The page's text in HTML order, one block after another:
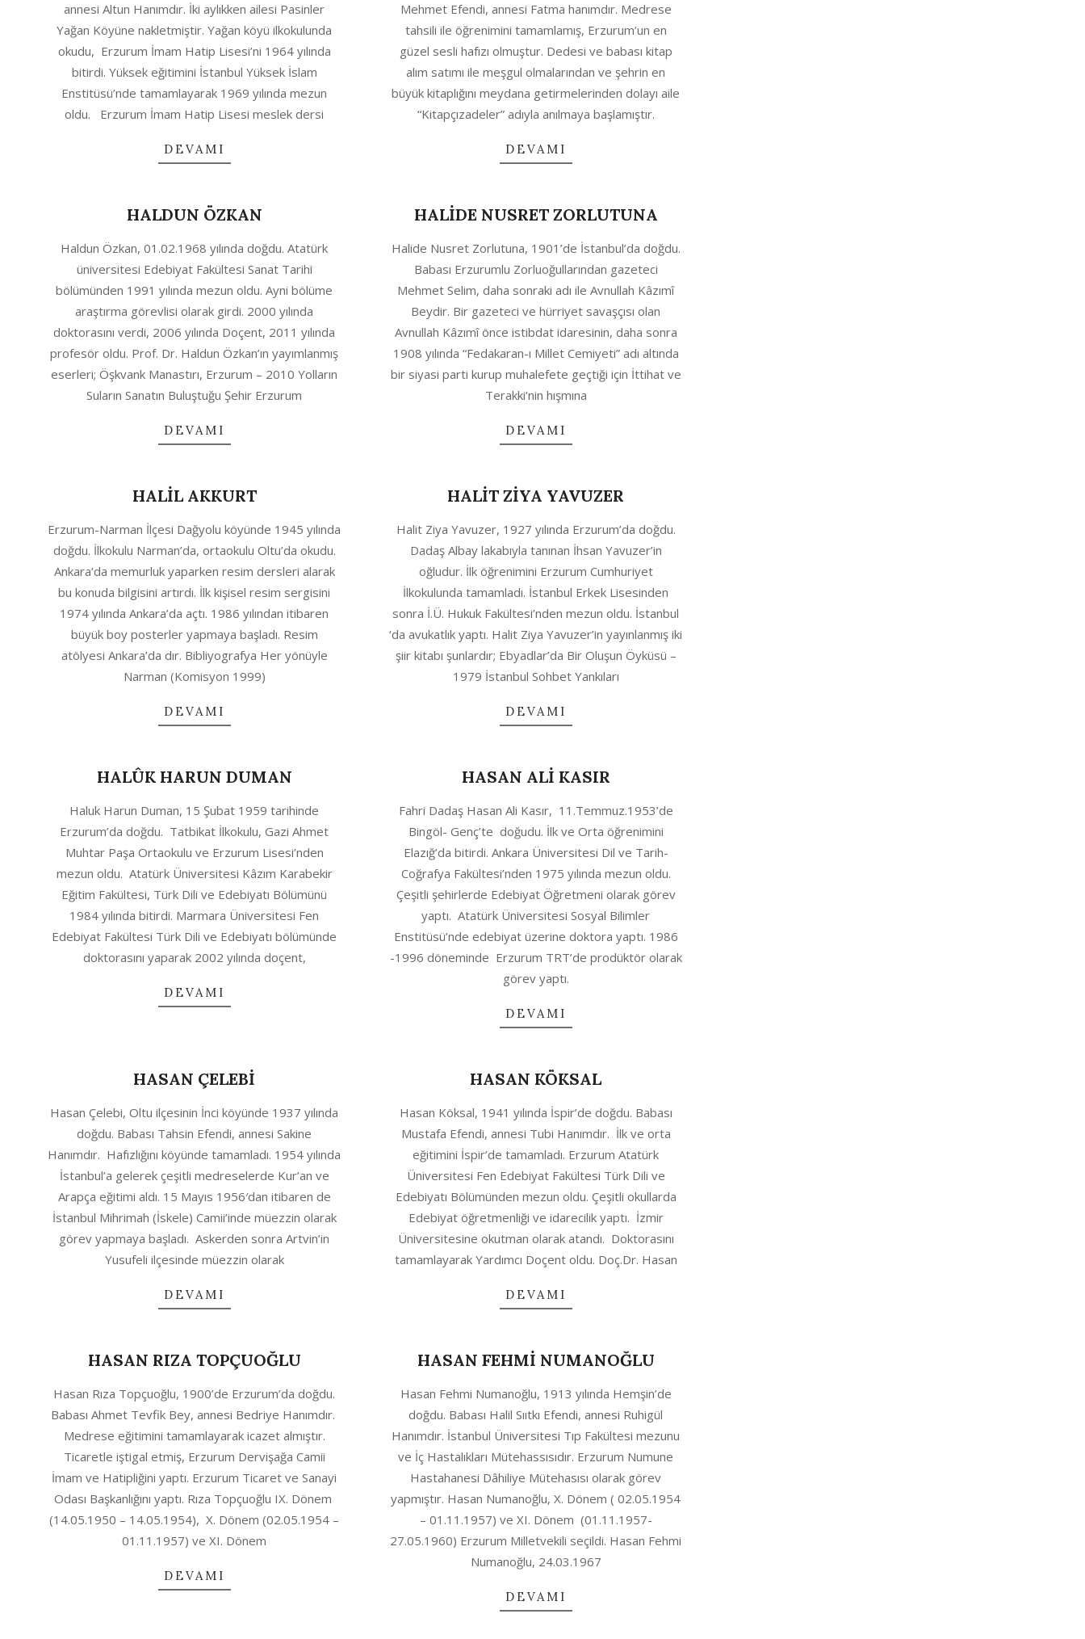
annesi Altun Hanımdır. İki aylıkken ailesi Pasinler
Yağan Köyüne nakletmiştir. Yağan köyü ilkokulunda
okudu, Erzurum İmam Hatip Lisesi’ni 1964 yılında
bitirdi. Yüksek eğitimini İstanbul Yüksek İslam
Enstitüsü’nde tamamlayarak 1969 yılında mezun
oldu. Erzurum İmam Hatip Lisesi meslek dersi
DEVAMI
Mehmet Efendi, annesi Fatma hanımdır. Medrese
tahsili ile öğrenimini tamamlamış, Erzurum’un en
güzel sesli hafızı olmuştur. Dedesi ve babası kitap
alım satımı ile meşgul olmalarından ve şehrin en
büyük kitaplığını meydana getirmelerinden dolayı aile
“Kitapçızadeler” adıyla anılmaya başlamıştır.
DEVAMI
HALDUN ÖZKAN
10-Haldun Özkan, 01.02.1968 yılında doğdu. Atatürk
üniversitesi Edebiyat Fakültesi Sanat Tarihi
bölümünden 1991 yılında mezun oldu. Ayni bölüme
araştırma görevlisi olarak girdi. 2000 yılında
doktorasını verdi, 2006 yılında Doçent, 2011 yılında
profesör oldu. Prof. Dr. Haldun Özkan’ın yayımlanmış
eserleri; Öşkvank Manastırı, Erzurum – 2010 Yolların
Suların Sanatın Buluştuğu Şehir Erzurum
DEVAMI
HALİDE NUSRET ZORLUTUNA
10-
Halide Nusret Zorlutuna, 1901’de İstanbul’da doğdu.
Babası Erzurumlu Zorluoğullarından gazeteci
Mehmet Selim, daha sonraki adı ile Avnullah Kâzımî
Beydir. Bir gazeteci ve hürriyet savaşçısı olan
Avnullah Kâzımî önce istibdat idaresinin, daha sonra
1908 yılında “Fedakaran-ı Millet Cemiyeti” adı altında
bir siyasi parti kurup muhalefete geçtiği için İttihat ve
Terakki’nin hışmına
DEVAMI
HALİL AKKURT
10-
04
Erzurum-Narman İlçesi Dağyolu köyünde 1945 yılında
doğdu. İlkokulu Narman’da, ortaokulu Oltu’da okudu.
Ankara’da memurluk yaparken resim dersleri alarak
bu konuda bilgisini artırdı. İlk kişisel resim sergisini
1974 yılında Ankara’da açtı. 1986 yılından itibaren
büyük boy posterler yapmaya başladı. Resim
atölyesi Ankara’da dır. Bibliyografya Her yönüyle
Narman (Komisyon 1999)
DEVAMI
HALİT ZİYA YAVUZER
10-
Halit Ziya Yavuzer, 1927 yılında Erzurum’da doğdu.
Dadaş Albay lakabıyla tanınan İhsan Yavuzer’in
oğludur. İlk öğrenimini Erzurum Cumhuriyet
İlkokulunda tamamladı. İstanbul Erkek Lisesinden
sonra İ.Ü. Hukuk Fakültesi’nden mezun oldu. İstanbul
‘da avukatlık yaptı. Halit Ziya Yavuzer’in yayınlanmış iki
şiir kitabı şunlardır; Ebyadlar’da Bir Oluşun Öyküsü –
1979 İstanbul Sohbet Yankıları
DEVAMI
HALÛK HARUN DUMAN
04
Haluk Harun Duman, 15 Şubat 1959 tarihinde
Erzurum’da doğdu. Tatbikat İlkokulu, Gazi Ahmet
Muhtar Paşa Ortaokulu ve Erzurum Lisesi’nden
mezun oldu. Atatürk Üniversitesi Kâzım Karabekir
Eğitim Fakültesi, Türk Dili ve Edebiyatı Bölümünü
1984 yılında bitirdi. Marmara Üniversitesi Fen
Edebiyat Fakültesi Türk Dili ve Edebiyatı bölümünde
doktorasını yaparak 2002 yılında doçent,
DEVAMI
HASAN ALİ KASIR
10-
Fahri Dadaş Hasan Ali Kasır, 11.Temmuz.1953’de
Bingöl- Genç’te doğudu. İlk ve Orta öğrenimini
Elazığ’da bitirdi. Ankara Üniversitesi Dil ve Tarih-
Coğrafya Fakültesi’nden 1975 yılında mezun oldu.
Çeşitli şehirlerde Edebiyat Öğretmeni olarak görev
yaptı. Atatürk Üniversitesi Sosyal Bilimler
Enstitüsü’nde edebiyat üzerine doktora yaptı. 1986
-1996 döneminde Erzurum TRT’de prodüktör olarak
görev yaptı.
DEVAMI
HASAN ÇELEBİ
10-
Hasan Çelebi, Oltu ilçesinin İnci köyünde 1937 yılında
doğdu. Babası Tahsin Efendi, annesi Sakine
Hanımdır. Hafızlığını köyünde tamamladı. 1954 yılında
İstanbul’a gelerek çeşitli medreselerde Kur’an ve
Arapça eğitimi aldı. 15 Mayıs 1956′dan itibaren de
İstanbul Mihrimah (İskele) Camii’inde müezzin olarak
görev yapmaya başladı. Askerden sonra Artvin’in
Yusufeli ilçesinde müezzin olarak
DEVAMI
HASAN KÖKSAL
10-
04
Hasan Köksal, 1941 yılında İspir’de doğdu. Babası
Mustafa Efendi, annesi Tubi Hanımdır. İlk ve orta
eğitimini İspir’de tamamladı. Erzurum Atatürk
Üniversitesi Fen Edebiyat Fakültesi Türk Dili ve
Edebiyatı Bölümünden mezun oldu. Çeşitli okullarda
Edebiyat öğretmenliği ve idarecilik yaptı. İzmir
Üniversitesine okutman olarak atandı. Doktorasını
tamamlayarak Yardımcı Doçent oldu. Doç.Dr. Hasan
DEVAMI
HASAN RIZA TOPÇUOĞLU
10-
04
Hasan Rıza Topçuoğlu, 1900’de Erzurum’da doğdu.
Babası Ahmet Tevfik Bey, annesi Bedriye Hanımdır.
Medrese eğitimini tamamlayarak icazet almıştır.
Ticaretle iştigal etmiş, Erzurum Dervişağa Camii
İmam ve Hatipliğini yaptı. Erzurum Ticaret ve Sanayi
Odası Başkanlığını yaptı. Rıza Topçuoğlu IX. Dönem
(14.05.1950 – 14.05.1954), X. Dönem (02.05.1954 –
01.11.1957) ve XI. Dönem
DEVAMI
HASAN FEHMİ NUMANOĞLU
10-Hasan Fehmi Numanoğlu, 1913 yılında Hemşin’de
doğdu. Babası Halil Sııtkı Efendi, annesi Ruhigül
Hanımdır. İstanbul Üniversitesi Tıp Fakültesi mezunu
ve İç Hastalıkları Mütehassısıdır. Erzurum Numune
Hastahanesi Dâhiliye Mütehasısı olarak görev
yapmıştır. Hasan Numanoğlu, X. Dönem ( 02.05.1954
– 01.11.1957) ve XI. Dönem (01.11.1957-
27.05.1960) Erzurum Milletvekili seçildi. Hasan Fehmi
Numanoğlu, 24.03.1967
DEVAMI